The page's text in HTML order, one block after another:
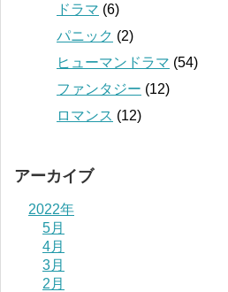
ドラマ (6)
パニック (2)
ヒューマンドラマ (54)
ファンタジー (12)
ロマンス (12)
アーカイブ
2022年
5月
4月
3月
2月